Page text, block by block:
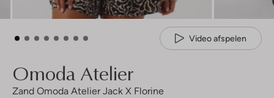
Video afspelen
Omoda Atelier
Zand Omoda Atelier Jack X Florine